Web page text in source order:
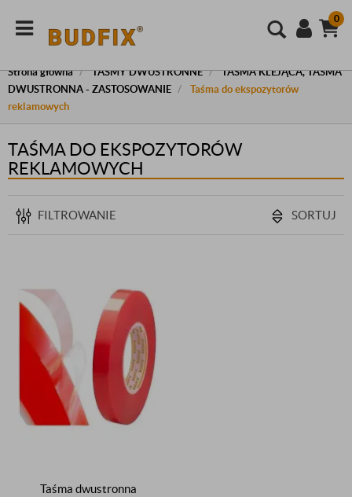
0
Strona główna TAŚMY DWUSTRONNE
TAŚMA KLEJĄCA, TAŚMA
DWUSTRONNA - ZASTOSOWANIE
Taśma do ekspozytorów
reklamowych
TAŚMA DO EKSPOZYTORÓW
REKLAMOWYCH
FILTROWANIE SORTUJ
Taśma dwustronna